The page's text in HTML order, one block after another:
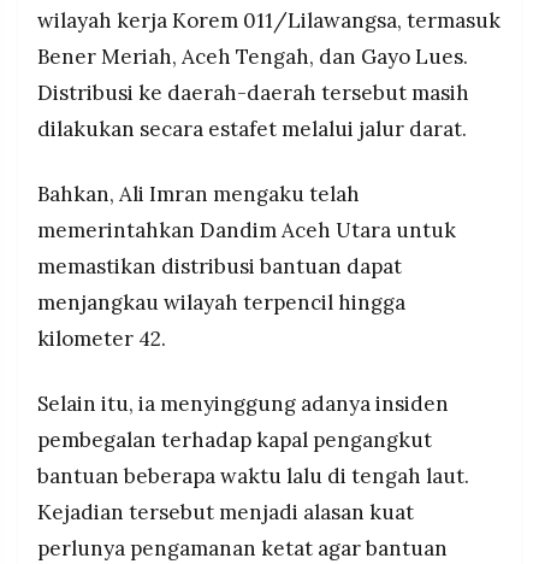
wilayah kerja Korem 011/Lilawangsa, termasuk
Bener Meriah, Aceh Tengah, dan Gayo Lues.
Distribusi ke daerah-daerah tersebut masih
dilakukan secara estafet melalui jalur darat.
Bahkan, Ali Imran mengaku telah
memerintahkan Dandim Aceh Utara untuk
memastikan distribusi bantuan dapat
menjangkau wilayah terpencil hingga
kilometer 42.
Selain itu, ia menyinggung adanya insiden
pembegalan terhadap kapal pengangkut
bantuan beberapa waktu lalu di tengah laut.
Kejadian tersebut menjadi alasan kuat
perlunya pengamanan ketat agar bantuan